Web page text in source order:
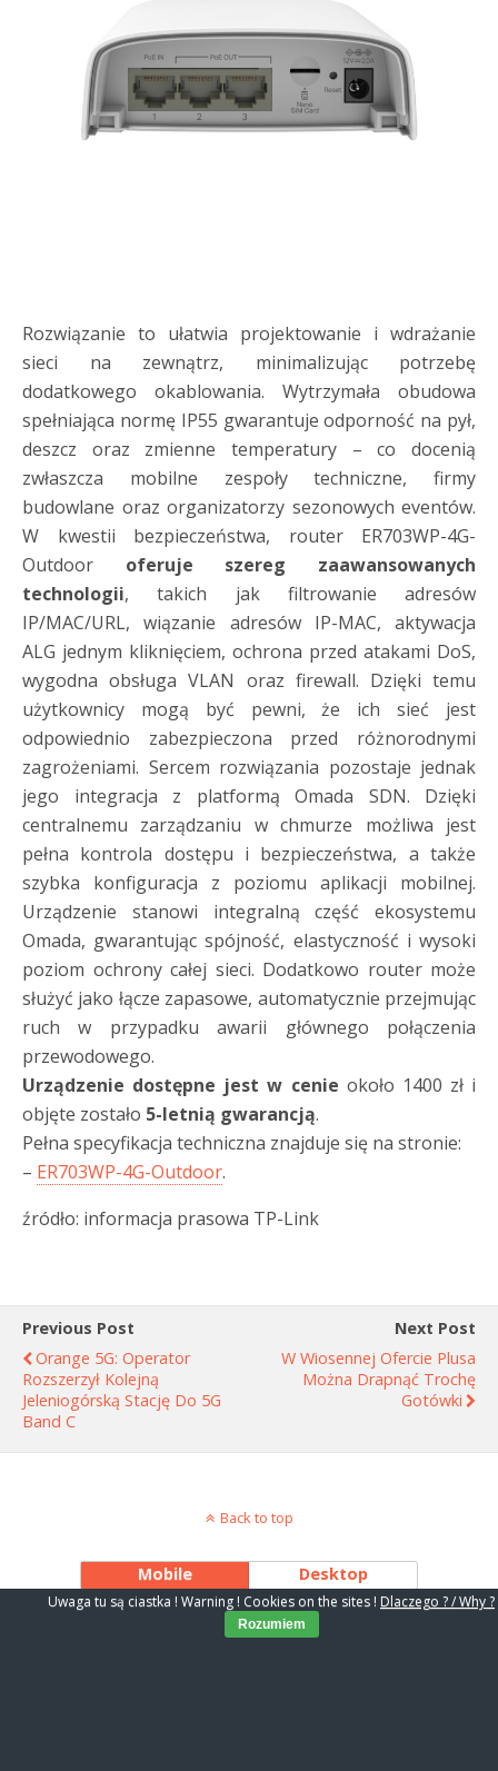
Rozwiązanie to ułatwia projektowanie i wdrażanie
sieci na zewnątrz, minimalizując potrzebę
dodatkowego okablowania. Wytrzymała obudowa
spełniająca normę IP55 gwarantuje odporność na pył,
deszcz oraz zmienne temperatury – co docenią
zwłaszcza mobilne zespoły techniczne, firmy
budowlane oraz organizatorzy sezonowych eventów.
W kwestii bezpieczeństwa, router ER703WP-4G-
Outdoor oferuje szereg zaawansowanych
technologii, takich jak filtrowanie adresów
IP/MAC/URL, wiązanie adresów IP-MAC, aktywacja
ALG jednym kliknięciem, ochrona przed atakami DoS,
wygodna obsługa VLAN oraz firewall. Dzięki temu
użytkownicy mogą być pewni, że ich sieć jest
odpowiednio zabezpieczona przed różnorodnymi
zagrożeniami. Sercem rozwiązania pozostaje jednak
jego integracja z platformą Omada SDN. Dzięki
centralnemu zarządzaniu w chmurze możliwa jest
pełna kontrola dostępu i bezpieczeństwa, a także
szybka konfiguracja z poziomu aplikacji mobilnej.
Urządzenie stanowi integralną część ekosystemu
Omada, gwarantując spójność, elastyczność i wysoki
poziom ochrony całej sieci. Dodatkowo router może
służyć jako łącze zapasowe, automatycznie przejmując
ruch w przypadku awarii głównego połączenia
przewodowego.
Urządzenie dostępne jest w cenie około 1400 zł i
objęte zostało 5-letnią gwarancją.
Pełna specyfikacja techniczna znajduje się na stronie:
– ER703WP-4G-Outdoor.
źródło: informacja prasowa TP-Link
Previous Post
Orange 5G: Operator
Rozszerzył Kolejną
Jeleniogórską Stację Do 5G
Band C
Next Post
W Wiosennej Ofercie Plusa
Można Drapnąć Trochę
Gotówki
Back to top
Mobile Desktop
Uwaga tu są ciastka ! Warning ! Cookies on the sites ! Dlaczego ? / Why ?
Rozumiem